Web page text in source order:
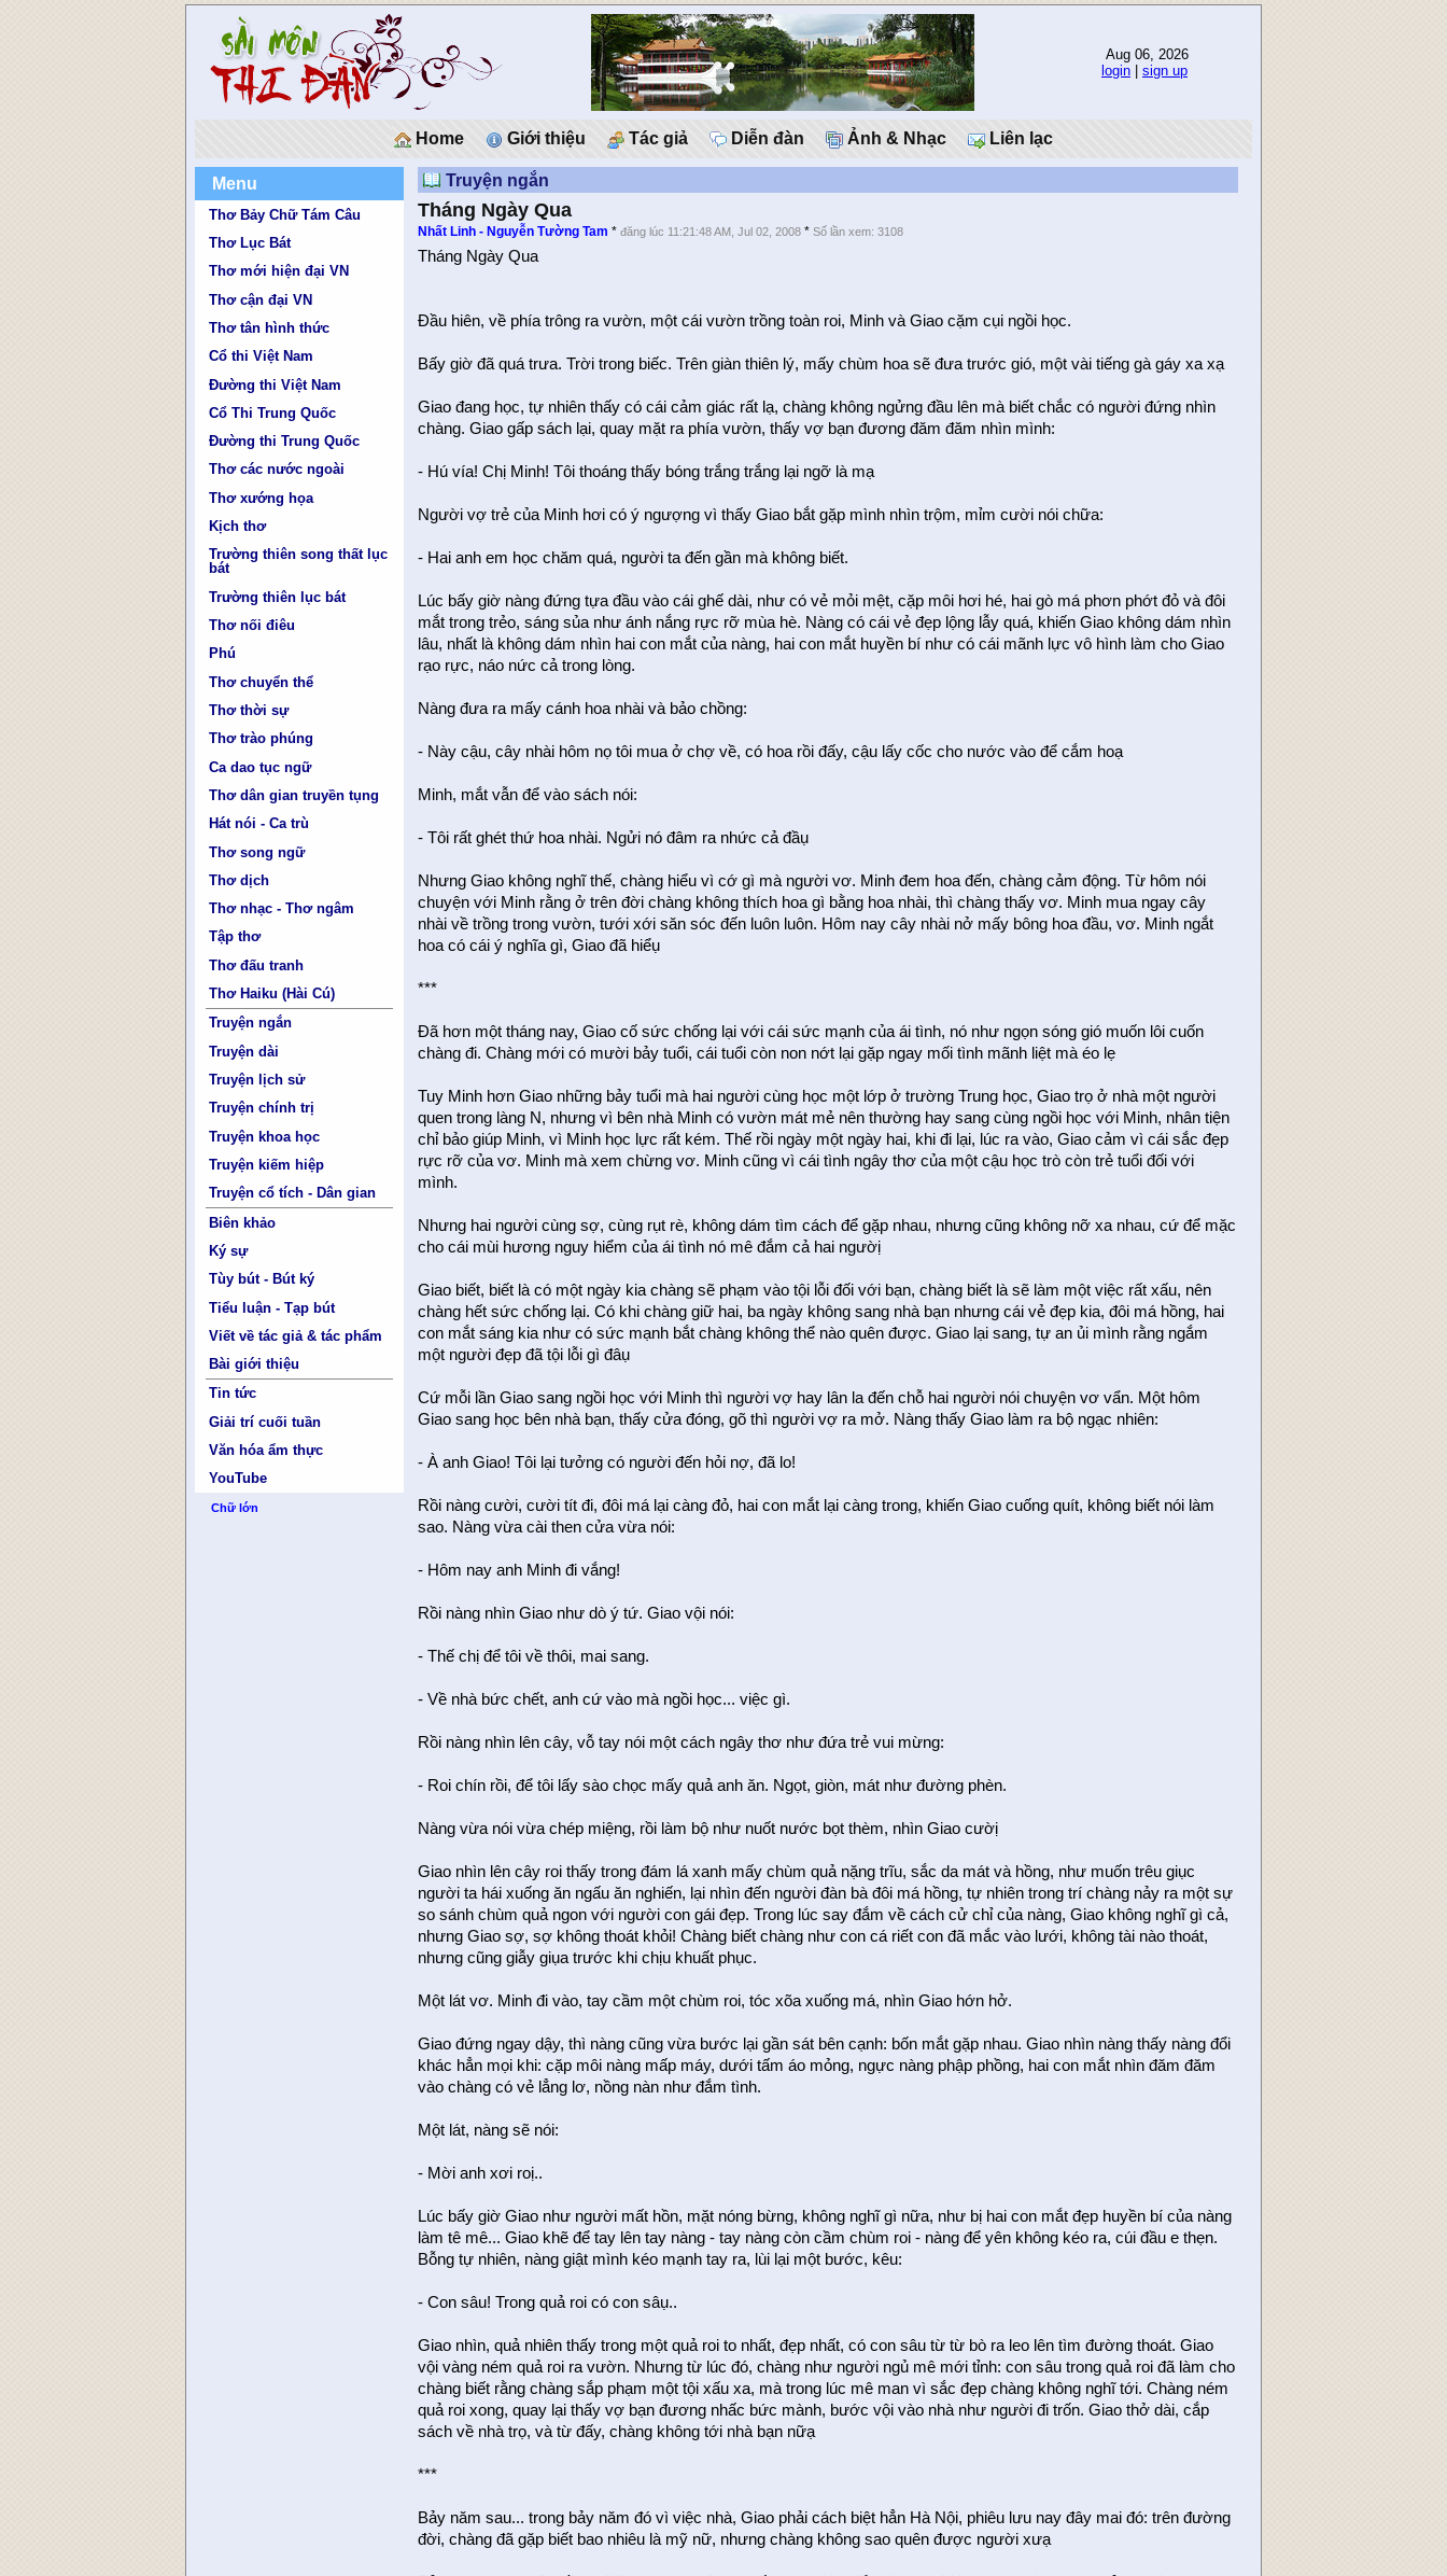
Aug 06, 2026
login
sign up
Home Giới thiệu Tác giả Diễn đàn Ảnh & Nhạc Liên lạc
Menu
Thơ Bảy Chữ Tám Câu
Thơ Lục Bát
Thơ mới hiện đại VN
Thơ cận đại VN
Thơ tân hình thức
Cổ thi Việt Nam
Đường thi Việt Nam
Cổ Thi Trung Quốc
Đường thi Trung Quốc
Thơ các nước ngoài
Thơ xướng họa
Kịch thơ
Trường thiên song thất lục
bát
Trường thiên lục bát
Thơ nối điêu
Phú
Thơ chuyển thể
Thơ thời sự
Thơ trào phúng
Ca dao tục ngữ
Thơ dân gian truyền tụng
Hát nói - Ca trù
Thơ song ngữ
Thơ dịch
Thơ nhạc - Thơ ngâm
Tập thơ
Thơ đấu tranh
Thơ Haiku (Hài Cú)
Truyện ngắn
Truyện dài
Truyện lịch sử
Truyện chính trị
Truyện khoa học
Truyện kiếm hiệp
Truyện cổ tích - Dân gian
Biên khảo
Ký sự
Tùy bút - Bút ký
Tiểu luận - Tạp bút
Viết về tác giả & tác phẩm
Bài giới thiệu
Tin tức
Giải trí cuối tuần
Văn hóa ẩm thực
YouTube
Chữ lớn
Truyện ngắn
Tháng Ngày Qua
Nhất Linh - Nguyễn Tường Tam *đăng lúc 11:21:48 AM, Jul 02, 2008 *Số lần xem: 3108
Tháng Ngày Qua
Ðầu hiên, về phía trông ra vườn, một cái vườn trồng toàn roi, Minh và Giao cặm cụi ngồi học.
Bấy giờ đã quá trưa. Trời trong biếc. Trên giàn thiên lý, mấy chùm hoa sẽ đưa trước gió, một vài tiếng gà gáy xa xạ
Giao đang học, tự nhiên thấy có cái cảm giác rất lạ, chàng không ngửng đầu lên mà biết chắc có người đứng nhìn
chàng. Giao gấp sách lại, quay mặt ra phía vườn, thấy vợ bạn đương đăm đăm nhìn mình:
- Hú vía! Chị Minh! Tôi thoáng thấy bóng trắng trắng lại ngỡ là mạ
Người vợ trẻ của Minh hơi có ý ngượng vì thấy Giao bắt gặp mình nhìn trộm, mỉm cười nói chữa:
- Hai anh em học chăm quá, người ta đến gần mà không biết.
Lúc bấy giờ nàng đứng tựa đầu vào cái ghế dài, như có vẻ mỏi mệt, cặp môi hơi hé, hai gò má phơn phớt đỏ và đôi
mắt trong trẻo, sáng sủa như ánh nắng rực rỡ mùa hè. Nàng có cái vẻ đẹp lộng lẫy quá, khiến Giao không dám nhìn
lâu, nhất là không dám nhìn hai con mắt của nàng, hai con mắt huyền bí như có cái mãnh lực vô hình làm cho Giao
rạo rực, náo nức cả trong lòng.
Nàng đưa ra mấy cánh hoa nhài và bảo chồng:
- Này cậu, cây nhài hôm nọ tôi mua ở chợ về, có hoa rồi đấy, cậu lấy cốc cho nước vào để cắm hoạ
Minh, mắt vẫn để vào sách nói:
- Tôi rất ghét thứ hoa nhài. Ngửi nó đâm ra nhức cả đầụ
Nhưng Giao không nghĩ thế, chàng hiểu vì cớ gì mà người vơ. Minh đem hoa đến, chàng cảm động. Từ hôm nói
chuyện với Minh rằng ở trên đời chàng không thích hoa gì bằng hoa nhài, thì chàng thấy vơ. Minh mua ngay cây
nhài về trồng trong vườn, tưới xới săn sóc đến luôn luôn. Hôm nay cây nhài nở mấy bông hoa đầu, vơ. Minh ngắt
hoa có cái ý nghĩa gì, Giao đã hiểụ
***
Ðã hơn một tháng nay, Giao cố sức chống lại với cái sức mạnh của ái tình, nó như ngọn sóng gió muốn lôi cuốn
chàng đi. Chàng mới có mười bảy tuổi, cái tuổi còn non nớt lại gặp ngay mối tình mãnh liệt mà éo lẹ
Tuy Minh hơn Giao những bảy tuổi mà hai người cùng học một lớp ở trường Trung học, Giao trọ ở nhà một người
quen trong làng N, nhưng vì bên nhà Minh có vườn mát mẻ nên thường hay sang cùng ngồi học với Minh, nhân tiện
chỉ bảo giúp Minh, vì Minh học lực rất kém. Thế rồi ngày một ngày hai, khi đi lại, lúc ra vào, Giao cảm vì cái sắc đẹp
rực rỡ của vơ. Minh mà xem chừng vơ. Minh cũng vì cái tình ngây thơ của một cậu học trò còn trẻ tuổi đối với
mình.
Nhưng hai người cùng sợ, cùng rụt rè, không dám tìm cách để gặp nhau, nhưng cũng không nỡ xa nhau, cứ để mặc
cho cái mùi hương nguy hiểm của ái tình nó mê đắm cả hai ngườị
Giao biết, biết là có một ngày kia chàng sẽ phạm vào tội lỗi đối với bạn, chàng biết là sẽ làm một việc rất xấu, nên
chàng hết sức chống lại. Có khi chàng giữ hai, ba ngày không sang nhà bạn nhưng cái vẻ đẹp kia, đôi má hồng, hai
con mắt sáng kia như có sức mạnh bắt chàng không thể nào quên được. Giao lại sang, tự an ủi mình rằng ngắm
một người đẹp đã tội lỗi gì đâụ
Cứ mỗi lần Giao sang ngồi học với Minh thì người vợ hay lân la đến chỗ hai người nói chuyện vơ vẩn. Một hôm
Giao sang học bên nhà bạn, thấy cửa đóng, gõ thì người vợ ra mở. Nàng thấy Giao làm ra bộ ngạc nhiên:
- À anh Giao! Tôi lại tưởng có người đến hỏi nợ, đã lo!
Rồi nàng cười, cười tít đi, đôi má lại càng đỏ, hai con mắt lại càng trong, khiến Giao cuống quít, không biết nói làm
sao. Nàng vừa cài then cửa vừa nói:
- Hôm nay anh Minh đi vắng!
Rồi nàng nhìn Giao như dò ý tứ. Giao vội nói:
- Thế chị để tôi về thôi, mai sang.
- Về nhà bức chết, anh cứ vào mà ngồi học... việc gì.
Rồi nàng nhìn lên cây, vỗ tay nói một cách ngây thơ như đứa trẻ vui mừng:
- Roi chín rồi, để tôi lấy sào chọc mấy quả anh ăn. Ngọt, giòn, mát như đường phèn.
Nàng vừa nói vừa chép miệng, rồi làm bộ như nuốt nước bọt thèm, nhìn Giao cườị
Giao nhìn lên cây roi thấy trong đám lá xanh mấy chùm quả nặng trĩu, sắc da mát và hồng, như muốn trêu giục
người ta hái xuống ăn ngấu ăn nghiến, lại nhìn đến người đàn bà đôi má hồng, tự nhiên trong trí chàng nảy ra một sự
so sánh chùm quả ngon với người con gái đẹp. Trong lúc say đắm về cách cử chỉ của nàng, Giao không nghĩ gì cả,
nhưng Giao sợ, sợ không thoát khỏi! Chàng biết chàng như con cá riết con đã mắc vào lưới, không tài nào thoát,
nhưng cũng giẫy giụa trước khi chịu khuất phục.
Một lát vơ. Minh đi vào, tay cầm một chùm roi, tóc xõa xuống má, nhìn Giao hớn hở.
Giao đứng ngay dậy, thì nàng cũng vừa bước lại gần sát bên cạnh: bốn mắt gặp nhau. Giao nhìn nàng thấy nàng đổi
khác hẳn mọi khi: cặp môi nàng mấp máy, dưới tấm áo mỏng, ngực nàng phập phồng, hai con mắt nhìn đăm đăm
vào chàng có vẻ lẳng lơ, nồng nàn như đắm tình.
Một lát, nàng sẽ nói:
- Mời anh xơi roị..
Lúc bấy giờ Giao như người mất hồn, mặt nóng bừng, không nghĩ gì nữa, như bị hai con mắt đẹp huyền bí của nàng
làm tê mê... Giao khẽ để tay lên tay nàng - tay nàng còn cầm chùm roi - nàng để yên không kéo ra, cúi đầu e thẹn.
Bỗng tự nhiên, nàng giật mình kéo mạnh tay ra, lùi lại một bước, kêu:
- Con sâu! Trong quả roi có con sâụ..
Giao nhìn, quả nhiên thấy trong một quả roi to nhất, đẹp nhất, có con sâu từ từ bò ra leo lên tìm đường thoát. Giao
vội vàng ném quả roi ra vườn. Nhưng từ lúc đó, chàng như người ngủ mê mới tỉnh: con sâu trong quả roi đã làm cho
chàng biết rằng chàng sắp phạm một tội xấu xa, mà trong lúc mê man vì sắc đẹp chàng không nghĩ tới. Chàng ném
quả roi xong, quay lại thấy vợ bạn đương nhấc bức mành, bước vội vào nhà như người đi trốn. Giao thở dài, cắp
sách về nhà trọ, và từ đấy, chàng không tới nhà bạn nữạ
***
Bảy năm sau... trong bảy năm đó vì việc nhà, Giao phải cách biệt hẳn Hà Nội, phiêu lưu nay đây mai đó: trên đường
đời, chàng đã gặp biết bao nhiêu là mỹ nữ, nhưng chàng không sao quên được người xưạ